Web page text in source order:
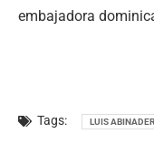
embajadora
Tags: LUIS ABINADER